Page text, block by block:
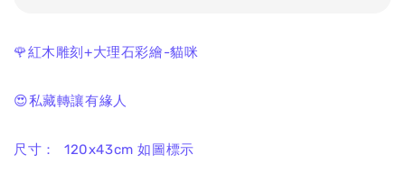
🌹紅木雕刻+大理石彩繪-貓咪
😍私藏轉讓有緣人
尺寸： 120x43cm 如圖標示